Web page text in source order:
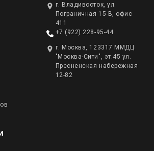
г. Владивосток, ул.
Пограничная 15-В, офис
411
+7 (922) 228-95-44
г. Москва, 123317 ММДЦ
"Москва-Сити", эт.45 ул.
Пресненская набережная
12-82